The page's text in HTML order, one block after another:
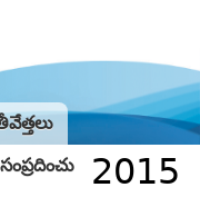
సంప్రదించు 2015